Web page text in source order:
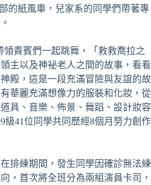
的紙風車，兒家系的同學們帶著專
貴賓們一起跳舞，「救救喬拉之
主以及神祕老人之間的故事，看看
殿，這是一段充滿冒險與友誼的故
華麗充滿想像力的服裝和化妝，從
具、音樂、佈景、舞蹈、設計妝容
級41位同學共同歷經8個月努力創作
排練期間，發生同學因確診無法練
，首次將全班分為兩組演員卡司，